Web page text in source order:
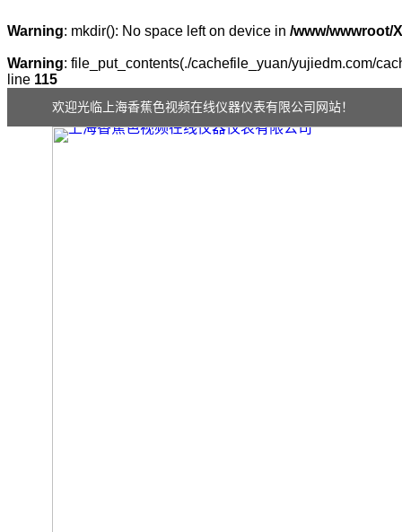
Warning: mkdir(): No space left on device in /www/wwwroot/
Warning: file_put_contents(./cachefile_yuan/yujiedm.com/
line 115
欢迎光临上海香蕉色视频在线仪器仪表有限公司网站！